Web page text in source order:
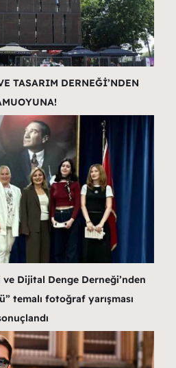
TASARIM DERNEĞİ’NDEN
Dijital Denge Derneği’nden
temalı fotoğraf yarışması